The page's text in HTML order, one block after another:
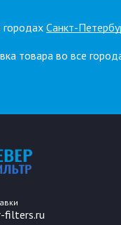
Санкт-
товара во все
filters.ru